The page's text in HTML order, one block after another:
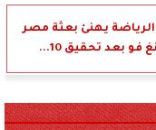
يهنئ بعثة مصر
فو بعد تحقيق 10...